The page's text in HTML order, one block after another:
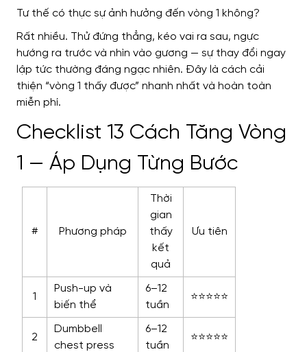
Tư thế có thực sự ảnh hưởng đến vòng 1 không?
Rất nhiều. Thử đứng thẳng, kéo vai ra sau, ngực
hướng ra trước và nhìn vào gương — sự thay đổi ngay
lập tức thường đáng ngạc nhiên. Đây là cách cải
thiện “vòng 1 thấy được” nhanh nhất và hoàn toàn
miễn phí.
Checklist 13 Cách Tăng Vòng
1 — Áp Dụng Từng Bước
# Phương pháp
Thời
gian
thấy
kết
quả
Ưu tiên
1
Push-up và
biến thể
6–12
tuần
⭐⭐⭐⭐⭐
2
Dumbbell
chest press
6–12
tuần
⭐⭐⭐⭐⭐